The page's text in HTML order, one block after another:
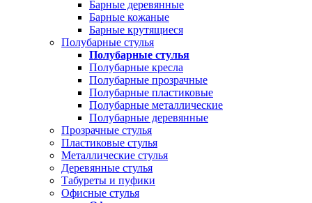
Барные деревянные
Барные кожаные
Барные крутящиеся
Полубарные стулья
Полубарные стулья
Полубарные кресла
Полубарные прозрачные
Полубарные пластиковые
Полубарные металлические
Полубарные деревянные
Прозрачные стулья
Пластиковые стулья
Металлические стулья
Деревянные стулья
Табуреты и пуфики
Офисные стулья